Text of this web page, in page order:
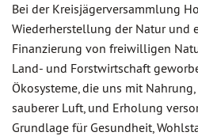
Bei der Kreisjägerversammlung
Wiederherstellung der Natur und
Finanzierung von freiwilligen
Land- und Forstwirtschaft
Ökosysteme, die uns mit Nahrung,
sauberer Luft, und Erholung
Grundlage für Gesundheit,